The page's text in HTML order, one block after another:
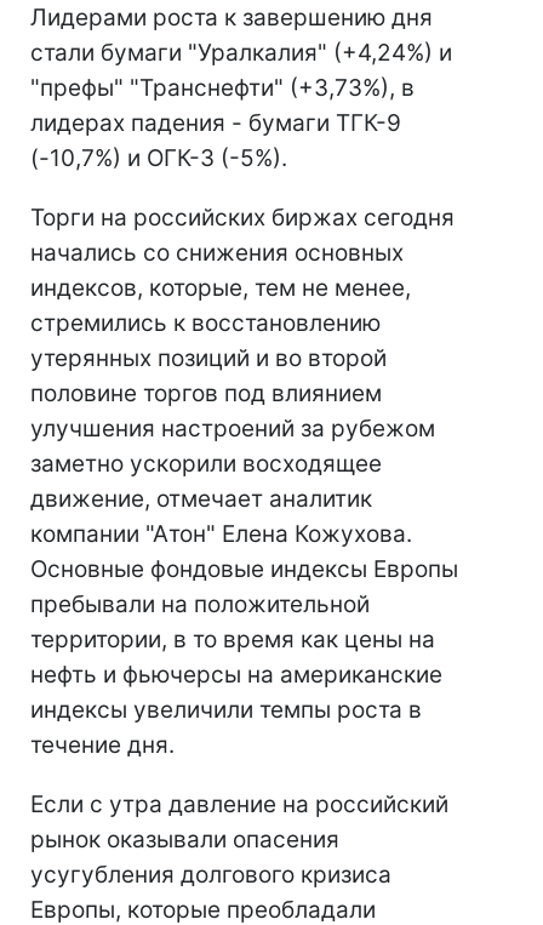
Лидерами роста к завершению дня
стали бумаги "Уралкалия" (+4,24%) и
"префы" "Транснефти" (+3,73%), в
лидерах падения - бумаги ТГК-9
(-10,7%) и ОГК-3 (-5%).
Торги на российских биржах сегодня
начались со снижения основных
индексов, которые, тем не менее,
стремились к восстановлению
утерянных позиций и во второй
половине торгов под влиянием
улучшения настроений за рубежом
заметно ускорили восходящее
движение, отмечает аналитик
компании "Атон" Елена Кожухова.
Основные фондовые индексы Европы
пребывали на положительной
территории, в то время как цены на
нефть и фьючерсы на американские
индексы увеличили темпы роста в
течение дня.
Если с утра давление на российский
рынок оказывали опасения
усугубления долгового кризиса
Европы, которые преобладали